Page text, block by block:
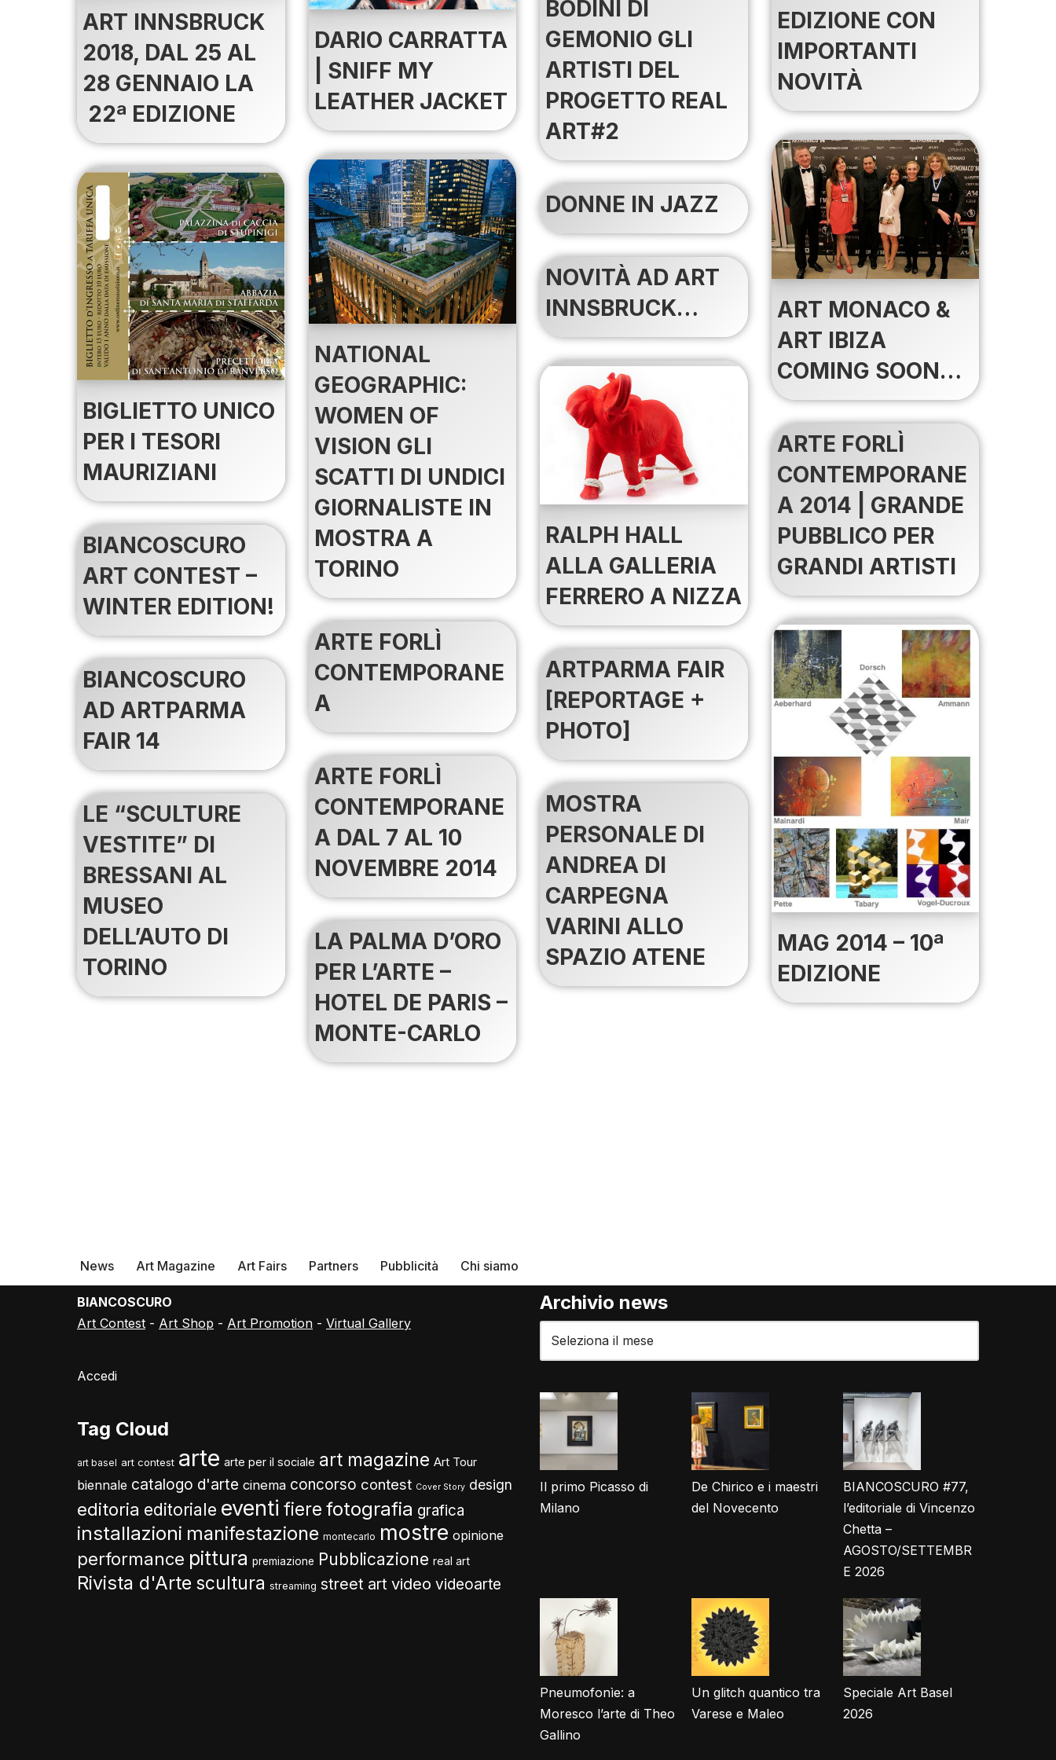
ART INNSBRUCK
2018, DAL 25 AL
28 GENNAIO LA
22ª EDIZIONE
DARIO CARRATTA
| SNIFF MY
LEATHER JACKET
BODINI DI
GEMONIO GLI
ARTISTI DEL
PROGETTO REAL
ART#2
EDIZIONE CON
IMPORTANTI
NOVITÀ
ART MONACO &
ART IBIZA
COMING SOON…
NATIONAL
GEOGRAPHIC:
WOMEN OF
VISION GLI
SCATTI DI UNDICI
GIORNALISTE IN
MOSTRA A
TORINO
BIGLIETTO UNICO
PER I TESORI
MAURIZIANI
DONNE IN JAZZ
NOVITÀ AD ART
INNSBRUCK…
RALPH HALL
ALLA GALLERIA
FERRERO A NIZZA
ARTE FORLÌ
CONTEMPORANE
A 2014 | GRANDE
PUBBLICO PER
GRANDI ARTISTI
BIANCOSCURO
ART CONTEST –
WINTER EDITION!
MAG 2014 – 10ª
EDIZIONE
ARTE FORLÌ
CONTEMPORANE
A
ARTPARMA FAIR
[REPORTAGE +
PHOTO]
BIANCOSCURO
AD ARTPARMA
FAIR 14
ARTE FORLÌ
CONTEMPORANE
A DAL 7 AL 10
NOVEMBRE 2014
MOSTRA
PERSONALE DI
ANDREA DI
CARPEGNA
VARINI ALLO
SPAZIO ATENE
LE “SCULTURE
VESTITE” DI
BRESSANI AL
MUSEO
DELL’AUTO DI
TORINO
LA PALMA D’ORO
PER L’ARTE –
HOTEL DE PARIS –
MONTE-CARLO
News Art Magazine Art Fairs Partners Pubblicità Chi siamo
BIANCOSCURO
Art Contest - Art Shop - Art Promotion - Virtual Gallery
Accedi
Tag Cloud
art basel art contest arte arte per il sociale art magazine Art Tour
biennale catalogo d'arte cinema concorso contest Cover Story design
editoria editoriale eventi fiere fotografia grafica
installazioni manifestazione montecarlo mostre opinione
performance pittura premiazione Pubblicazione real art
Rivista d'Arte scultura streaming street art video videoarte
Archivio news
Il primo Picasso di
Milano
De Chirico e i maestri
del Novecento
BIANCOSCURO #77,
l’editoriale di Vincenzo
Chetta –
AGOSTO/SETTEMBR
E 2026
Pneumofonìe: a
Moresco l’arte di Theo
Gallino
Un glitch quantico tra
Varese e Maleo
Speciale Art Basel
2026